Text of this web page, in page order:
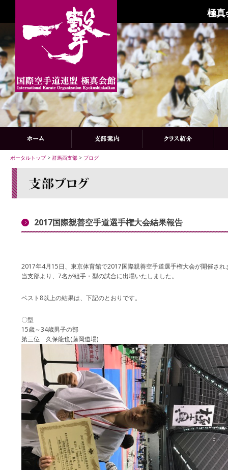
極真
ポータルトップ> 群馬西支部 > ブログ
2017国際親善空手道選手権大会結果報告
2017年4月15日、東京体育館で2017国際親善空手道選手権大会が開催され
当支部より、7名が組手・型の試合に出場いたしました。
ベスト8以上の結果は、下記のとおりです。
〇型
15歳～34歳男子の部
第三位 久保龍也(藤岡道場)